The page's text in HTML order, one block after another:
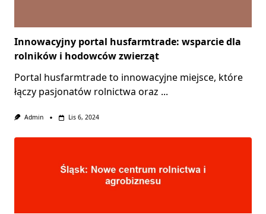
Innowacyjny portal husfarmtrade: wsparcie dla
rolników i hodowców zwierząt
Portal husfarmtrade to innowacyjne miejsce, które
łączy pasjonatów rolnictwa oraz ...
Admin Lis 6, 2024